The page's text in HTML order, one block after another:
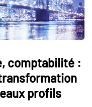
comptabilité :
profils